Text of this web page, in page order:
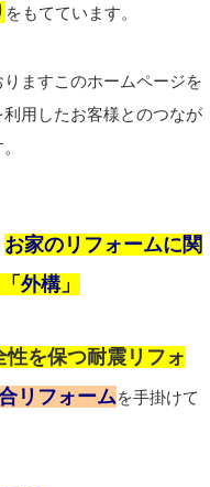
をもてています。
ますこのホームページを
用したお客様とのつなが
お家のリフォームに関
外構」
性を保つ耐震リフォ
リフォームを手掛けて